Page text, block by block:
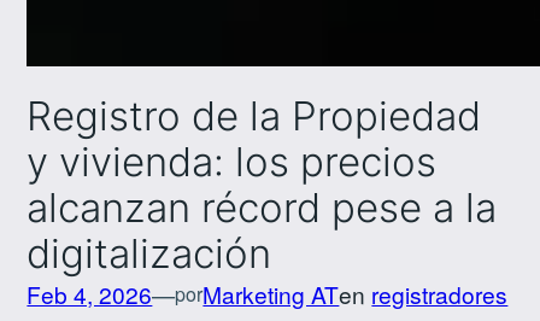
Registro de la Propiedad
y vivienda: los precios
alcanzan récord pese a la
digitalización
Feb 4, 2026—porMarketing ATen registradores